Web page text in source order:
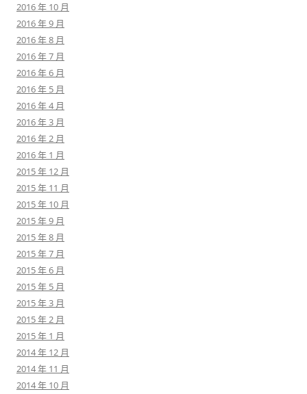
2016 年 10 月
2016 年 9 月
2016 年 8 月
2016 年 7 月
2016 年 6 月
2016 年 5 月
2016 年 4 月
2016 年 3 月
2016 年 2 月
2016 年 1 月
2015 年 12 月
2015 年 11 月
2015 年 10 月
2015 年 9 月
2015 年 8 月
2015 年 7 月
2015 年 6 月
2015 年 5 月
2015 年 3 月
2015 年 2 月
2015 年 1 月
2014 年 12 月
2014 年 11 月
2014 年 10 月